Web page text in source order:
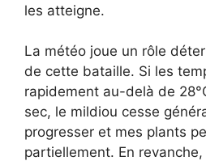
les atteigne.
La météo joue un rôle
de cette bataille. Si les
rapidement au-delà de
sec, le mildiou cesse
progresser et mes plants
partiellement. En